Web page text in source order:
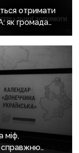
отримати
як громада
міф,
справжню